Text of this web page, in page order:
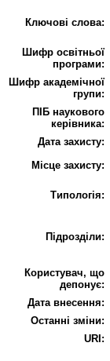
Ключові слова:
Шифр освітньої
програми:
Шифр академічної
групи:
ПІБ наукового
керівника:
Дата захисту:
Місце захисту:
Типологія:
Підрозділи:
Користувач, що
депонує:
Дата внесення:
Останні зміни:
URI: